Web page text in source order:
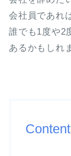
会社員であれ
誰でも1度や2
あるかもしれ